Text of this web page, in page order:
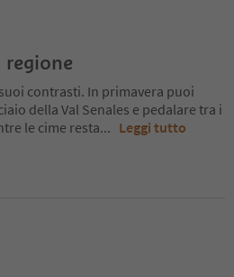
contrasti. In primavera puoi
della Val Senales e pedalare tra i
le cime resta... Leggi tutto